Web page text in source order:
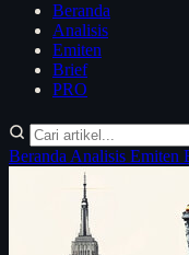
Beranda
Analisis
Emiten
Brief
PRO
Beranda Analisis Emiten